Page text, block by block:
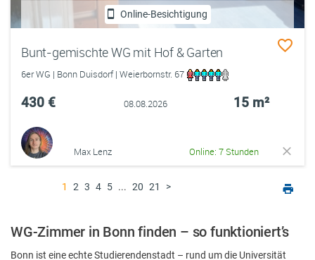
Online-Besichtigung
Bunt-gemischte WG mit Hof & Garten
6er WG | Bonn Duisdorf | Weierbornstr. 67
430 € 08.08.2026 15 m²
Max Lenz Online: 7 Stunden
1 2 3 4 5 ... 20 21 >
WG-Zimmer in Bonn finden – so funktioniert’s
Bonn ist eine echte Studierendenstadt – rund um die Universität